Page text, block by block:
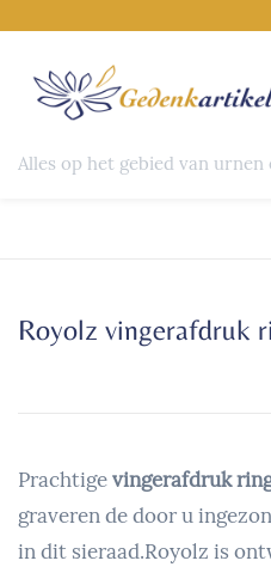
Alles op het gebied van
Royolz vingerafdruk
Prachtigevingerafdruk
graveren de door u
in dit sieraad.Royolz is